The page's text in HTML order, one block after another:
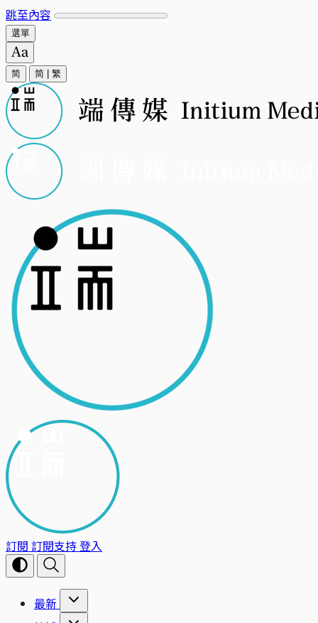
跳至內容
選單
简 简 繁
訂閱 訂閱支持登入
最新